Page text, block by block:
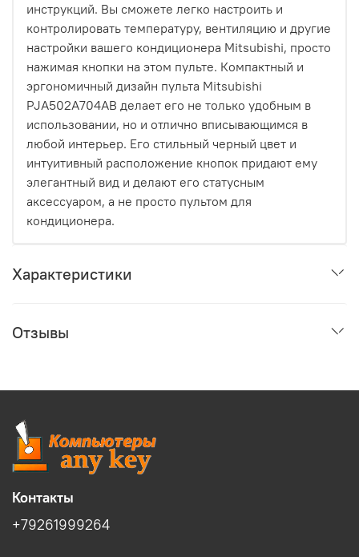
инструкций. Вы сможете легко настроить и
контролировать температуру, вентиляцию и другие
настройки вашего кондиционера Mitsubishi, просто
нажимая кнопки на этом пульте. Компактный и
эргономичный дизайн пульта Mitsubishi
PJA502A704AB делает его не только удобным в
использовании, но и отлично вписывающимся в
любой интерьер. Его стильный черный цвет и
интуитивный расположение кнопок придают ему
элегантный вид и делают его статусным
аксессуаром, а не просто пультом для
кондиционера.
Характеристики
Отзывы
Контакты
+79261999264